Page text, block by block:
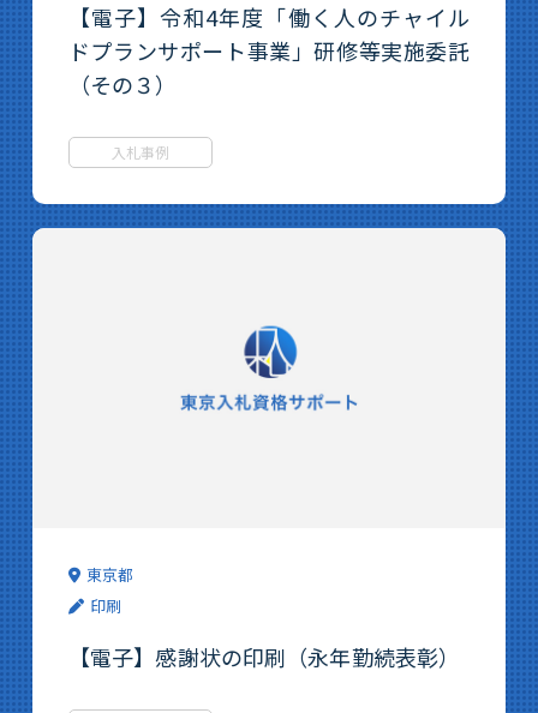
【電子】令和4年度「働く人のチャイル
ドプランサポート事業」研修等実施委託
（その３）
入札事例
東京都
印刷
【電子】感謝状の印刷（永年勤続表彰）